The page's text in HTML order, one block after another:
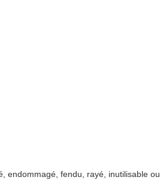
endommagé, fendu, rayé, inutilisable ou